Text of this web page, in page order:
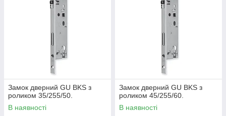
Замок дверний GU BKS з
роликом 35/255/50.
В наявності
Замок дверний GU BKS з
роликом 45/255/60.
В наявності